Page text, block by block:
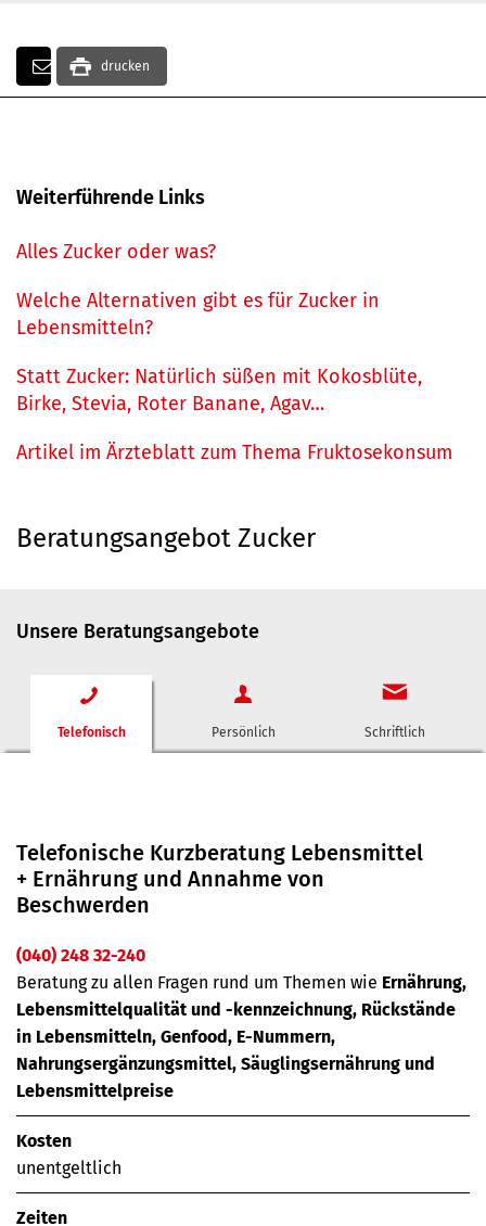
drucken
Weiterführende Links
Alles Zucker oder was?
Welche Alternativen gibt es für Zucker in
Lebensmitteln?
Statt Zucker: Natürlich süßen mit Kokosblüte,
Birke, Stevia, Roter Banane, Agav…
Artikel im Ärzteblatt zum Thema Fruktosekonsum
Beratungsangebot Zucker
Unsere Beratungsangebote
Telefonisch Persönlich Schriftlich
Telefonische Kurzberatung Lebensmittel
+ Ernährung und Annahme von
Beschwerden
(040) 248 32-240
Beratung zu allen Fragen rund um Themen wie Ernährung,
Lebensmittelqualität und -kennzeichnung, Rückstände
in Lebensmitteln, Genfood, E-Nummern,
Nahrungsergänzungsmittel, Säuglingsernährung und
Lebensmittelpreise
Kosten
unentgeltlich
Zeiten